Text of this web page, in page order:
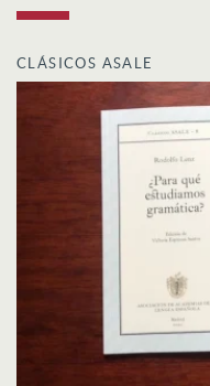
CLÁSICOS ASALE